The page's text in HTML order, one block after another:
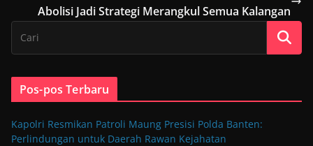
Abolisi Jadi Strategi Merangkul Semua Kalangan
Pos-pos Terbaru
Kapolri Resmikan Patroli Maung Presisi Polda Banten:
Perlindungan untuk Daerah Rawan Kejahatan